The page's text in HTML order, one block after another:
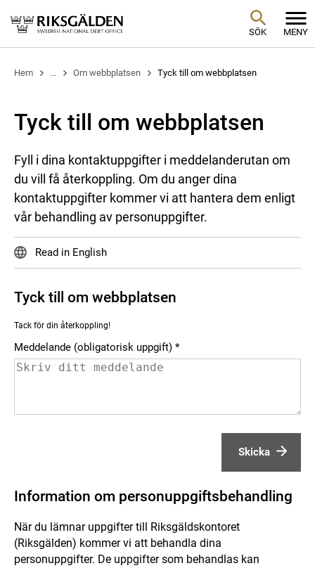
SÖK MENY
Hem ... Om webbplatsen Tyck till om webbplatsen
Tyck till om webbplatsen
Fyll i dina kontaktuppgifter i meddelanderutan om
du vill få återkoppling. Om du anger dina
kontaktuppgifter kommer vi att hantera dem enligt
vår behandling av personuppgifter.
Read in English
Tyck till om webbplatsen
Tack för din återkoppling!
Meddelande (obligatorisk uppgift)
Skicka
Information om personuppgiftsbehandling
När du lämnar uppgifter till Riksgäldskontoret
(Riksgälden) kommer vi att behandla dina
personuppgifter. De uppgifter som behandlas kan